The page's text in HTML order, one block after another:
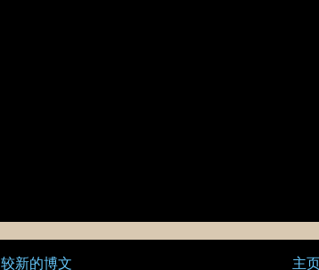
较新的博文 主